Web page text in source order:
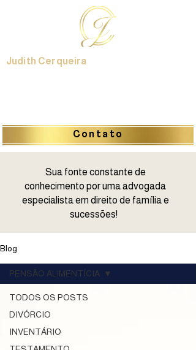
Contato
Judith Cerqueira
Sua fonte constante de
conhecimento por uma advogada
especialista em direito de família e
sucessões!
Blog
TODOS OS POSTS
DIVÓRCIO
INVENTÁRIO
PENSÃO ALIMENTÍCIA